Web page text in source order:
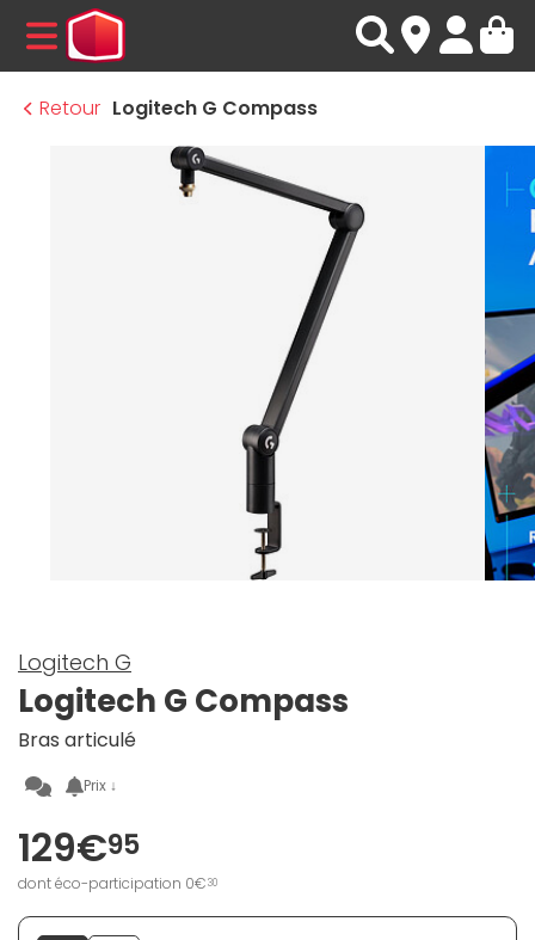
MENU
Retour Logitech G Compass
Logitech G
Logitech G Compass
Bras articulé
Prix ↓
129€95
dont éco-participation 0€30